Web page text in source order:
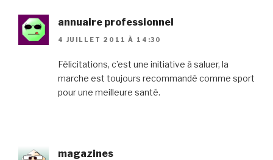
annuaire professionnel
4 JUILLET 2011 À 14:30
Félicitations, c’est une initiative à saluer, la
marche est toujours recommandé comme sport
pour une meilleure santé.
magazines